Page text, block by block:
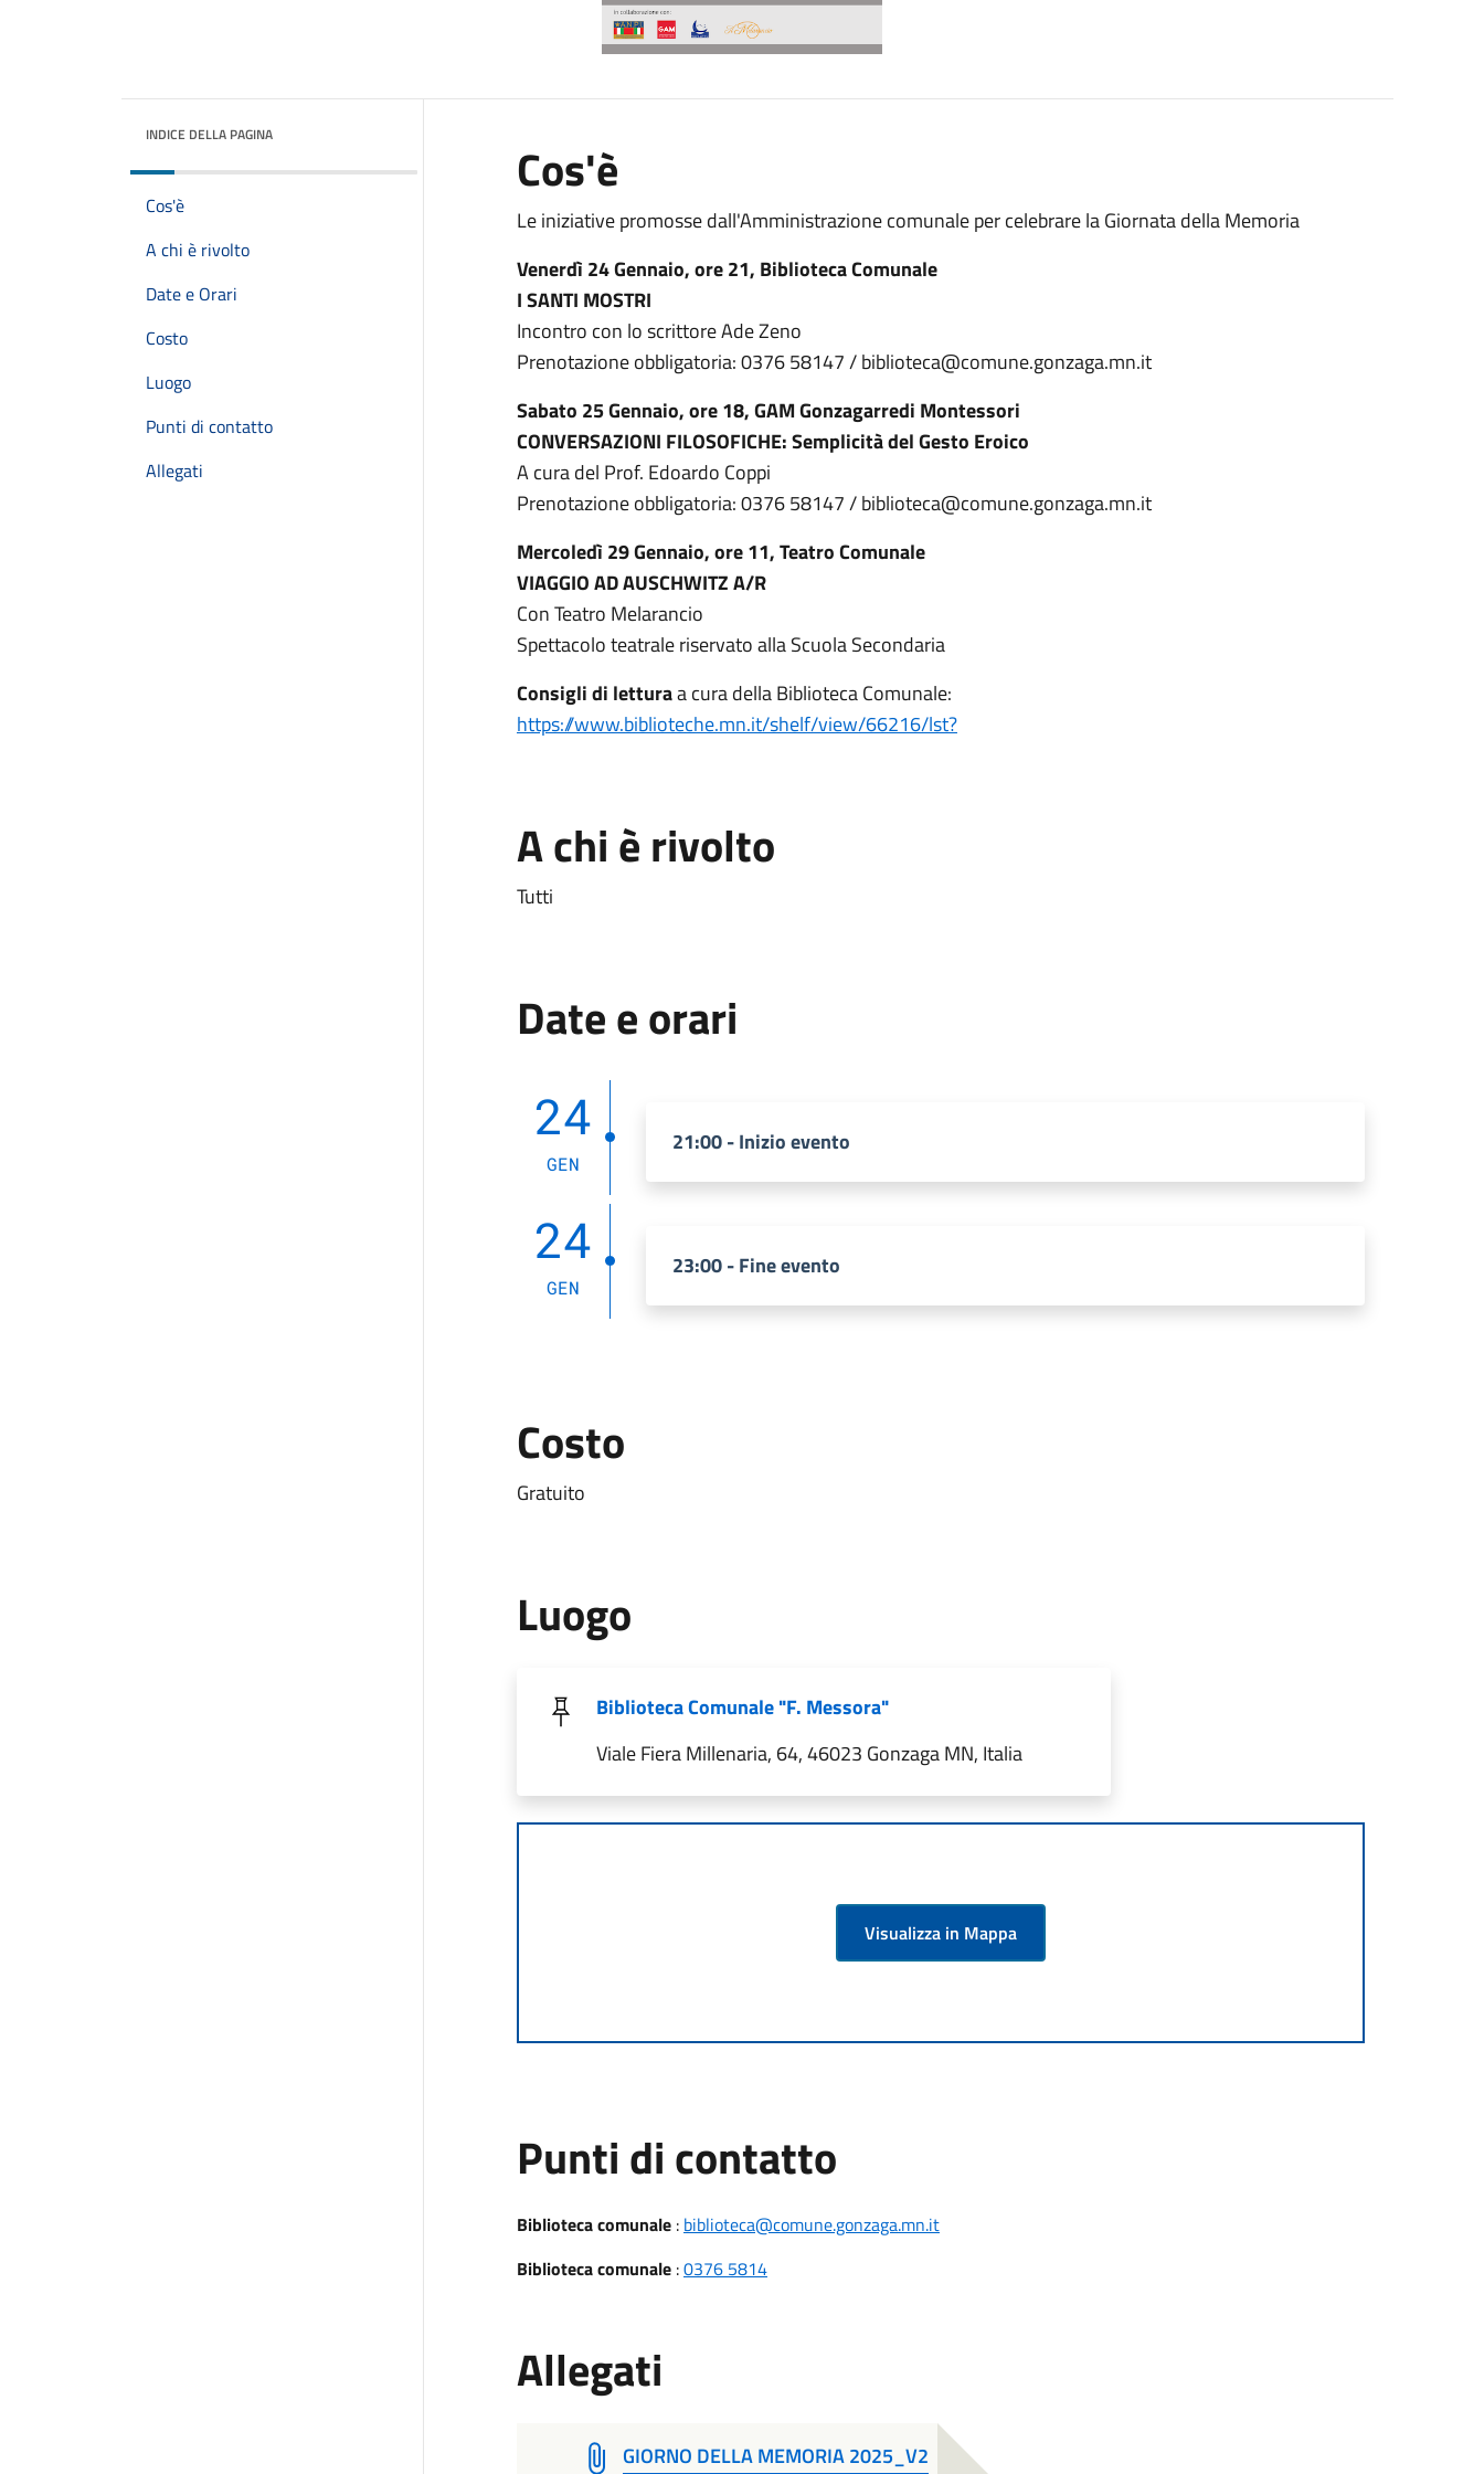
INDICE DELLA PAGINA
Cos'è
A chi è rivolto
Date e Orari
Costo
Luogo
Punti di contatto
Allegati
Cos'è
Le iniziative promosse dall'Amministrazione comunale per celebrare la Giornata della Memoria
Venerdì 24 Gennaio, ore 21, Biblioteca Comunale
I SANTI MOSTRI
Incontro con lo scrittore Ade Zeno
Prenotazione obbligatoria: 0376 58147 / biblioteca@comune.gonzaga.mn.it
Sabato 25 Gennaio, ore 18, GAM Gonzagarredi Montessori
CONVERSAZIONI FILOSOFICHE: Semplicità del Gesto Eroico
A cura del Prof. Edoardo Coppi
Prenotazione obbligatoria: 0376 58147 / biblioteca@comune.gonzaga.mn.it
Mercoledì 29 Gennaio, ore 11, Teatro Comunale
VIAGGIO AD AUSCHWITZ A/R
Con Teatro Melarancio
Spettacolo teatrale riservato alla Scuola Secondaria
Consigli di letturaa cura della Biblioteca Comunale:
https://www.biblioteche.mn.it/shelf/view/66216/lst?
A chi è rivolto
Tutti
Date e orari
24
GEN
21:00 - Inizio evento
24
GEN
23:00 - Fine evento
Costo
Gratuito
Luogo
Biblioteca Comunale "F. Messora"
Viale Fiera Millenaria, 64, 46023 Gonzaga MN, Italia
Visualizza in Mappa
Punti di contatto
Biblioteca comunale: biblioteca@comune.gonzaga.mn.it
Biblioteca comunale:0376 5814
Allegati
GIORNO DELLA MEMORIA 2025_V2